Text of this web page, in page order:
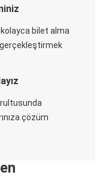
bilet alma
gerçekleştirmek
çözüm